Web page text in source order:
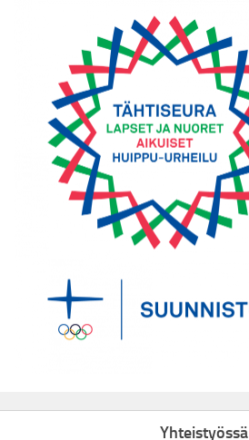
Yhteistyössä